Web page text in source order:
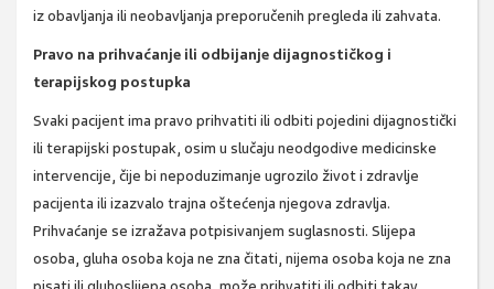
iz obavljanja ili neobavljanja preporučenih pregleda ili zahvata.
Pravo na prihvaćanje ili odbijanje dijagnostičkog i
terapijskog postupka
Svaki pacijent ima pravo prihvatiti ili odbiti pojedini dijagnostički
ili terapijski postupak, osim u slučaju neodgodive medicinske
intervencije, čije bi nepoduzimanje ugrozilo život i zdravlje
pacijenta ili izazvalo trajna oštećenja njegova zdravlja.
Prihvaćanje se izražava potpisivanjem suglasnosti. Slijepa
osoba, gluha osoba koja ne zna čitati, nijema osoba koja ne zna